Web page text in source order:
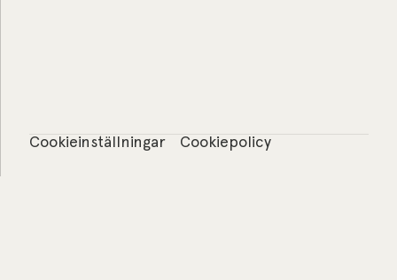
Cookieinställningar Cookiepolicy